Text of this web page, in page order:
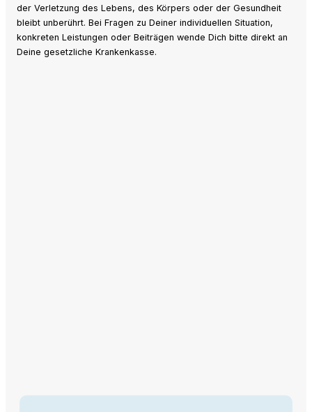
der Verletzung des Lebens, des Körpers oder der Gesundheit
bleibt unberührt. Bei Fragen zu Deiner individuellen Situation,
konkreten Leistungen oder Beiträgen wende Dich bitte direkt an
Deine gesetzliche Krankenkasse.